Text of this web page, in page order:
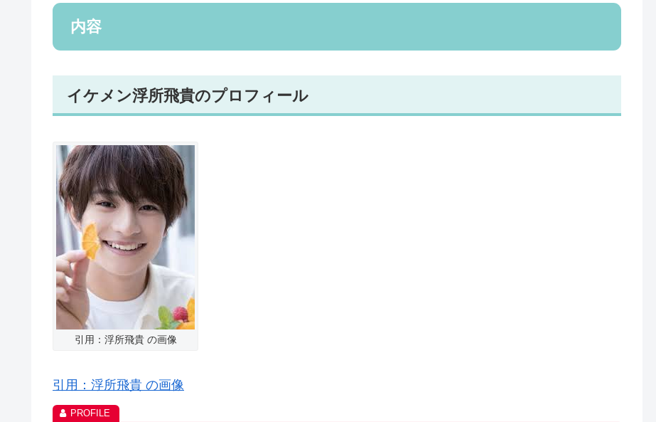
内容
イケメン浮所飛貴のプロフィール
引用：浮所飛貴 の画像
引用：浮所飛貴 の画像